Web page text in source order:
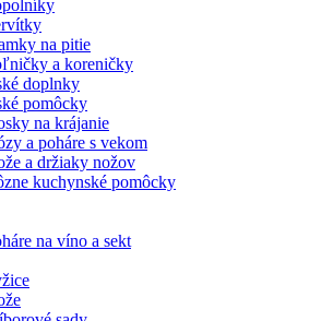
na pitie
a koreničky
doplnky
pomôcky
na krájanie
a poháre s vekom
a držiaky nožov
kuchynské pomôcky
na víno a sekt